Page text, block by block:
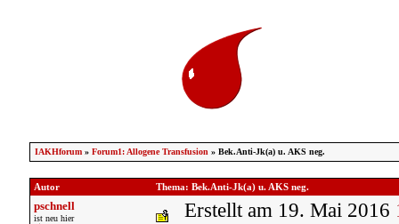
IAKHforum» Forum1: Allogene Transfusion » Bek.Anti-Jk(a) u. AKS neg.
Autor Thema: Bek.Anti-Jk(a) u. AKS neg.
pschnell
ist neu hier Erstellt am 19. Mai 2016